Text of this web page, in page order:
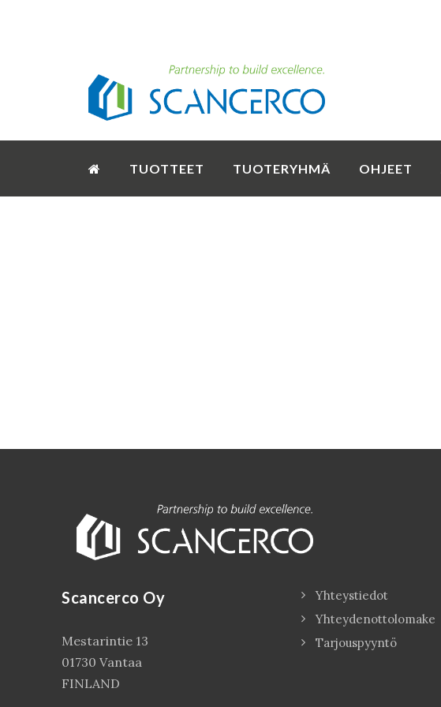
TUOTTEET TUOTERYHMÄ OHJEET
Scancerco Oy
Mestarintie 13
01730 Vantaa
FINLAND
Yhteystiedot
Yhteydenottolomake
Tarjouspyyntö